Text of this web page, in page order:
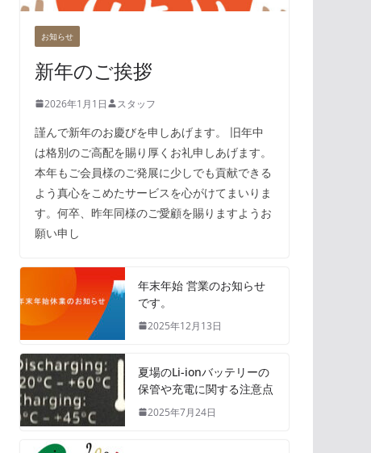
お知らせ
新年のご挨拶
2026年1月1日 スタッフ
謹んで新年のお慶びを申しあげます。 旧年中
は格別のご高配を賜り厚くお礼申しあげます。
本年もご会員様のご発展に少しでも貢献できる
よう真心をこめたサービスを心がけてまいりま
す。何卒、昨年同様のご愛顧を賜りますようお
願い申し
年末年始 営業のお知らせ
です。
2025年12月13日
夏場のLi-ionバッテリーの
保管や充電に関する注意点
2025年7月24日